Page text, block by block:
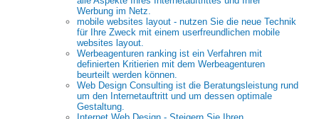
Werbung im Netz.
mobile websites layout - nutzen Sie die neue Technik
für Ihre Zweck mit einem userfreundlichen mobile
websites layout.
Werbeagenturen ranking ist ein Verfahren mit
definierten Kritierien mit dem Werbeagenturen
beurteilt werden können.
Web Design Consulting ist die Beratungsleistung rund
um den Internetauftritt und um dessen optimale
Gestaltung.